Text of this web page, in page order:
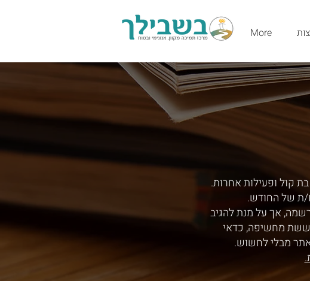
More
קול ופעילות אחרות.
ת של החודש.
אך על מנת להגיב
מחשיפה, כדאי
מבלי לחשוש.